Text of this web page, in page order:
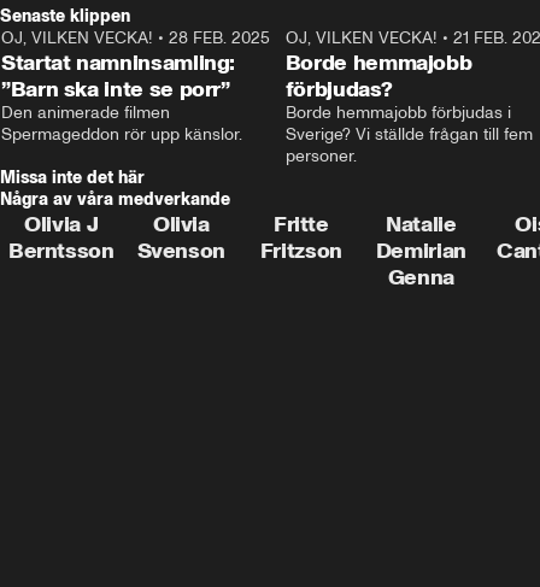
Cantwell och Karin Pettersson.
Senaste klippen
2:40
OJ, VILKEN VECKA! • 28 FEB. 2025
Startat namninsamling:
”Barn ska inte se porr”
Den animerade filmen
Spermageddon rör upp känslor.
OJ, VILKEN VECKA! • 21 FEB.
Borde hemmajobb
förbjudas?
Borde hemmajobb förbjudas i
Sverige? Vi ställde frågan till fem
personer.
Missa inte det här
Några av våra medverkande
Olivia J
Berntsson
Olivia
Svenson
Fritte
Fritzson
Natalie
Demirian
Genna